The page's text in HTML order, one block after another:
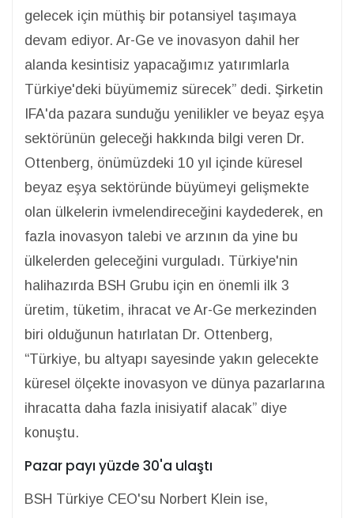
gelecek için müthiş bir potansiyel taşımaya
devam ediyor. Ar-Ge ve inovasyon dahil her
alanda kesintisiz yapacağımız yatırımlarla
Türkiye'deki büyümemiz sürecek” dedi. Şirketin
IFA'da pazara sunduğu yenilikler ve beyaz eşya
sektörünün geleceği hakkında bilgi veren Dr.
Ottenberg, önümüzdeki 10 yıl içinde küresel
beyaz eşya sektöründe büyümeyi gelişmekte
olan ülkelerin ivmelendireceğini kaydederek, en
fazla inovasyon talebi ve arzının da yine bu
ülkelerden geleceğini vurguladı. Türkiye'nin
halihazırda BSH Grubu için en önemli ilk 3
üretim, tüketim, ihracat ve Ar-Ge merkezinden
biri olduğunun hatırlatan Dr. Ottenberg,
“Türkiye, bu altyapı sayesinde yakın gelecekte
küresel ölçekte inovasyon ve dünya pazarlarına
ihracatta daha fazla inisiyatif alacak” diye
konuştu.
Pazar payı yüzde 30'a ulaştı
BSH Türkiye CEO'su Norbert Klein ise,